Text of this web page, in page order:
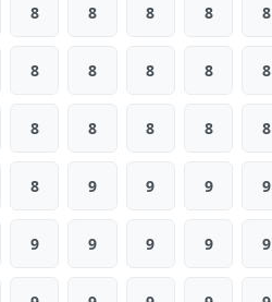
8 8 8 8 8
8 8 8 8 8
8 8 8 8 8
8 9 9 9 9
9 9 9 9 9